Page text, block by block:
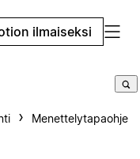
ilmaiseksi
Menettelytapaohje